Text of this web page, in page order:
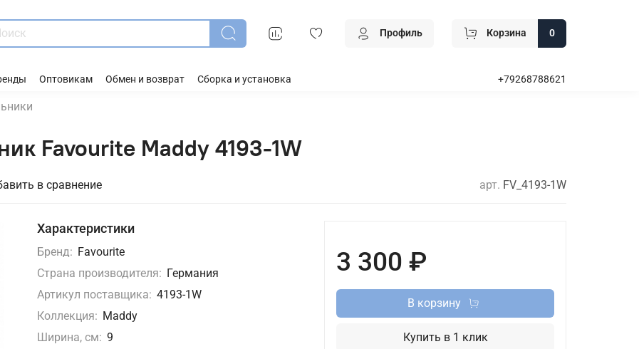
Профиль Корзина 0
Оптовикам Обмен и возврат Сборка и установка +79268788621
Favourite Maddy 4193-1W
в сравнение арт. FV_4193-1W
Характеристики
Бренд: Favourite
Страна производителя: Германия
Артикул поставщика: 4193-1W
Коллекция: Maddy
Ширина, см: 9
3 300 ₽
В корзину
Купить в 1 клик